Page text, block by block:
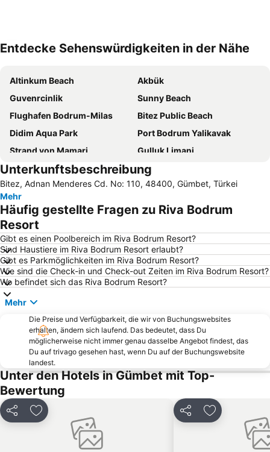
Entdecke Sehenswürdigkeiten in der Nähe
Altinkum Beach
Akbük
Guvenrcinlik
Sunny Beach
Flughafen Bodrum-Milas
Bitez Public Beach
Didim Aqua Park
Port Bodrum Yalikavak
Strand von Mamari
Gulluk Limani
Tigaki
Hafen von Kos
Gundogan Public Beach
Bodrum Port
Kefalos Beach
Internationaler Flughafen Kos-Hippokrates
Bodrum Castle
Kardamena
D-Marin Turgutreis Marina
Gumbet Beach
Kiyikislacik
Marina Yacht Club
Lambi Strand
Yalikavak Public Beach
D-Marin Didim Marina
Kumbahce Public Beach
3. Koy Public Beach
Paradise Beach
Golturkbuku Coast
Massouri
Turgutreis Gunbatimi Public Beach
Karaincir Beach
D-Marin Turgutreis
Traditional Settlement of Pserimos
Taslik Public Beach
Ortakent Public Beach
Unterwassermuseum Bodrum
Unterkunftsbeschreibung
Bitez, Adnan Menderes Cd. No: 110, 48400, Gümbet, Türkei
Mehr
Häufig gestellte Fragen zu Riva Bodrum
Resort
Gibt es einen Poolbereich im Riva Bodrum Resort?
Sind Haustiere im Riva Bodrum Resort erlaubt?
Gibt es Parkmöglichkeiten im Riva Bodrum Resort?
Wie sind die Check-in und Check-out Zeiten im Riva Bodrum Resort?
Wo befindet sich das Riva Bodrum Resort?
Mehr
Die Preise und Verfügbarkeit, die wir von Buchungswebsites
erhalten, ändern sich laufend. Das bedeutet, dass Du
möglicherweise nicht immer genau dasselbe Angebot findest, das
Du auf trivago gesehen hast, wenn Du auf der Buchungswebsite
landest.
Unter den Hotels in Gümbet mit Top-
Bewertung
Teilen Zu Favoriten hinzufügen Teilen Zu Favoriten